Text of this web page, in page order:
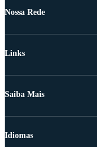
Nossa Rede
Links
Saiba Mais
Idiomas